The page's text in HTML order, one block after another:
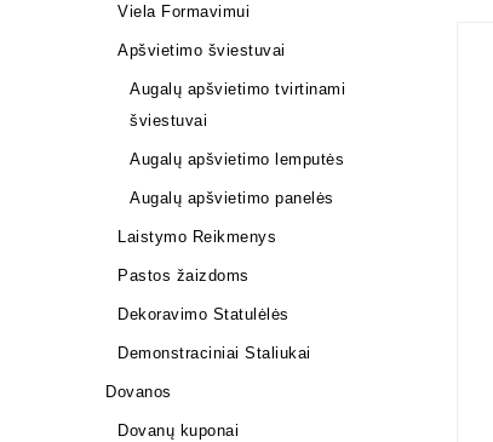
Viela Formavimui
Apšvietimo šviestuvai
Augalų apšvietimo tvirtinami
šviestuvai
Augalų apšvietimo lemputės
Augalų apšvietimo panelės
Laistymo Reikmenys
Pastos žaizdoms
Dekoravimo Statulėlės
Demonstraciniai Staliukai
Dovanos
Dovanų kuponai